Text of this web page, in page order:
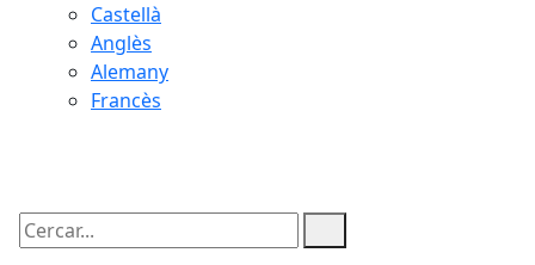
Castellà
Anglès
Alemany
Francès
Cercar: